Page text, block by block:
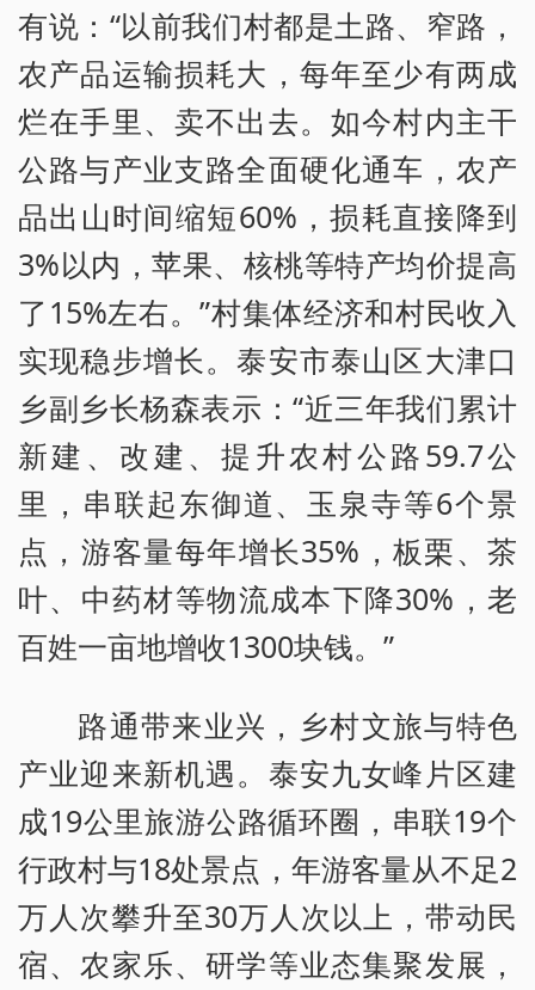
有说：“以前我们村都是土路、窄路，
农产品运输损耗大，每年至少有两成
烂在手里、卖不出去。如今村内主干
公路与产业支路全面硬化通车，农产
品出山时间缩短60%，损耗直接降到
3%以内，苹果、核桃等特产均价提高
了15%左右。”村集体经济和村民收入
实现稳步增长。泰安市泰山区大津口
乡副乡长杨森表示：“近三年我们累计
新建、改建、提升农村公路59.7公
里，串联起东御道、玉泉寺等6个景
点，游客量每年增长35%，板栗、茶
叶、中药材等物流成本下降30%，老
百姓一亩地增收1300块钱。”
路通带来业兴，乡村文旅与特色
产业迎来新机遇。泰安九女峰片区建
成19公里旅游公路循环圈，串联19个
行政村与18处景点，年游客量从不足2
万人次攀升至30万人次以上，带动民
宿、农家乐、研学等业态集聚发展，